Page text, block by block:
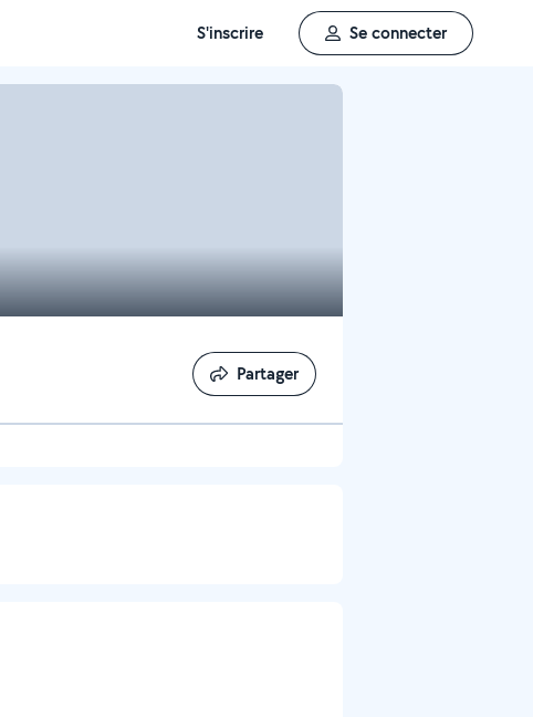
S'inscrire Se connecter
Partager
Partager